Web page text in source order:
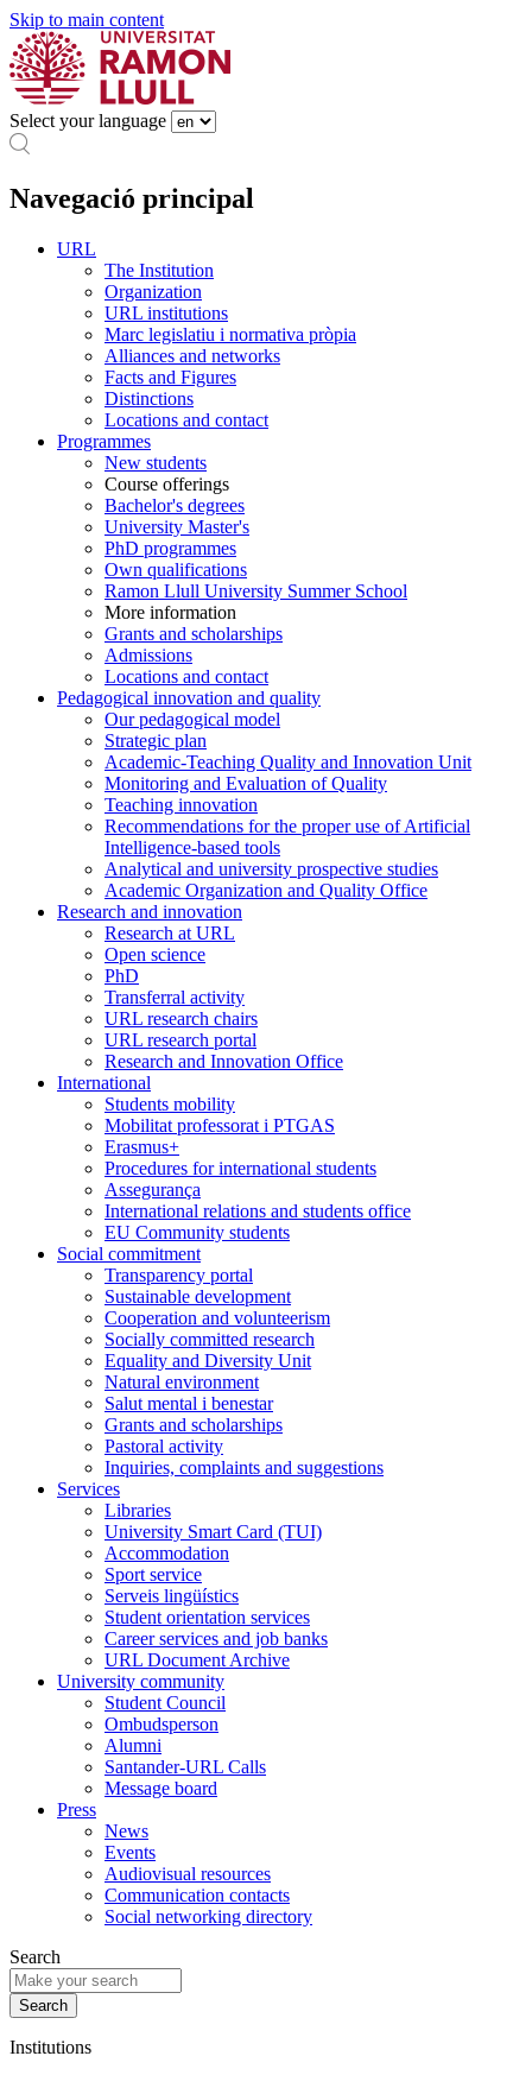
Skip to main content
Select your language
Navegació principal
URL
The Institution
Organization
URL institutions
Marc legislatiu i normativa pròpia
Alliances and networks
Facts and Figures
Distinctions
Locations and contact
Programmes
New students
Course offerings
Bachelor's degrees
University Master's
PhD programmes
Own qualifications
Ramon Llull University Summer School
More information
Grants and scholarships
Admissions
Locations and contact
Pedagogical innovation and quality
Our pedagogical model
Strategic plan
Academic-Teaching Quality and Innovation Unit
Monitoring and Evaluation of Quality
Teaching innovation
Recommendations for the proper use of Artificial
Intelligence-based tools
Analytical and university prospective studies
Academic Organization and Quality Office
Research and innovation
Research at URL
Open science
PhD
Transferral activity
URL research chairs
URL research portal
Research and Innovation Office
International
Students mobility
Mobilitat professorat i PTGAS
Erasmus+
Procedures for international students
Assegurança
International relations and students office
EU Community students
Social commitment
Transparency portal
Sustainable development
Cooperation and volunteerism
Socially committed research
Equality and Diversity Unit
Natural environment
Salut mental i benestar
Grants and scholarships
Pastoral activity
Inquiries, complaints and suggestions
Services
Libraries
University Smart Card (TUI)
Accommodation
Sport service
Serveis lingüístics
Student orientation services
Career services and job banks
URL Document Archive
University community
Student Council
Ombudsperson
Alumni
Santander-URL Calls
Message board
Press
News
Events
Audiovisual resources
Communication contacts
Social networking directory
Search
Institutions